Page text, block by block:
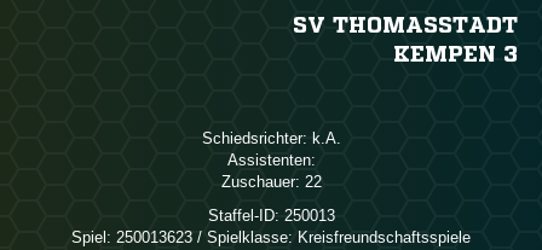
SV THOMASSTADT
KEMPEN 3
Schiedsrichter: 
Assistenten:
Zuschauer: 22
Staffel-ID: 250013
Spiel: 250013623 / Spielklasse: Kreisfreundschaftsspiele